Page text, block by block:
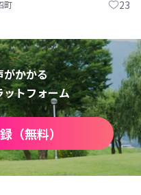
町 23
がかかる
トフォーム
（無料）